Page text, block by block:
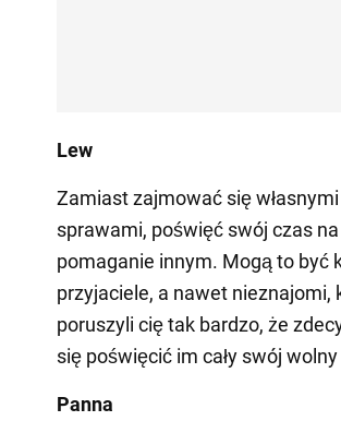
Lew
Zamiast zajmować się własnymi
sprawami, poświęć swój czas na
pomaganie innym. Mogą to być
przyjaciele, a nawet nieznajomi,
poruszyli cię tak bardzo, że
się poświęcić im cały swój
Panna